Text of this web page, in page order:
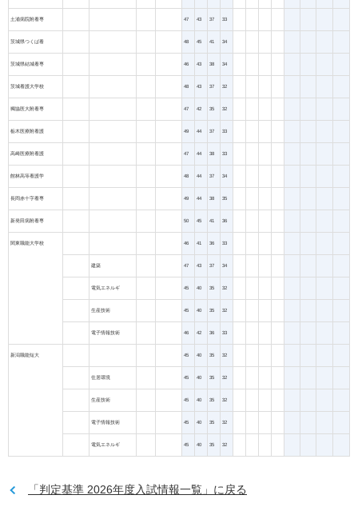
土浦病院附看専 47 43 37 33
茨城県つくば看 48 45 41 34
茨城県結城看専 46 43 38 34
茨城看護大学校 48 43 37 32
獨協医大附看専 47 42 35 32
栃木医療附看護 49 44 37 33
高崎医療附看護 47 44 38 33
館林高等看護学 48 44 37 34
長岡赤十字看専 49 44 38 35
新発田病附看専 50 45 41 36
関東職能大学校 46 41 36 33
建築 47 43 37 34
電気エネルギ 45 40 35 32
生産技術 45 40 35 32
電子情報技術 46 42 36 33
新潟職能短大 45 40 35 32
住居環境 45 40 35 32
生産技術 45 40 35 32
電子情報技術 45 40 35 32
電気エネルギ 45 40 35 32
「判定基準 2026年度入試情報一覧」に戻る